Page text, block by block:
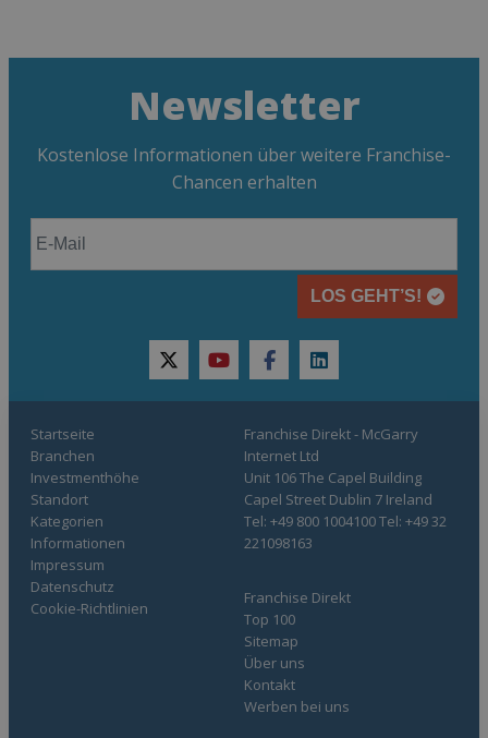
Newsletter
Kostenlose Informationen über weitere Franchise-
Chancen erhalten
LOS GEHT’S!
twitteryoutubefacebooklinkedin
Startseite
Branchen
Investmenthöhe
Standort
Kategorien
Informationen
Franchise Direkt
Top 100
Sitemap
Über uns
Kontakt
Werben bei uns
Impressum
Datenschutz
Cookie-Richtlinien
Franchise Direkt - McGarry
Internet Ltd
Unit 106 The Capel Building
Capel Street Dublin 7 Ireland
Tel: +49 800 1004100 Tel: +49 32
221098163